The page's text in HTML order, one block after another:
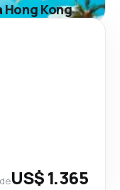
Hong Kong
US$ 1.365